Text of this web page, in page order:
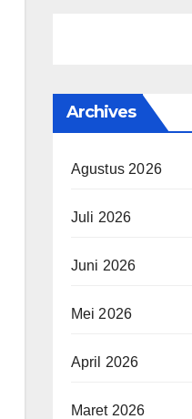
Archives
Agustus 2026
Juli 2026
Juni 2026
Mei 2026
April 2026
Maret 2026